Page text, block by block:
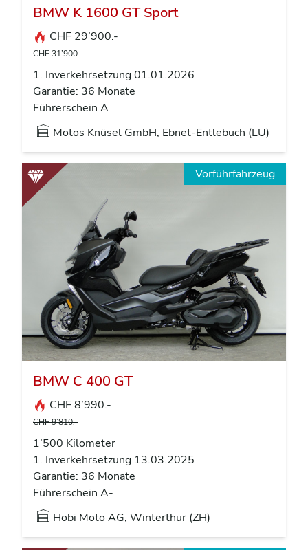
BMW K 1600 GT Sport
CHF 29’900.-
CHF 31’900.-
1. Inverkehrsetzung 01.01.2026
Garantie: 36 Monate
Führerschein A
Motos Knüsel GmbH, Ebnet-Entlebuch (LU)
Vorführfahrzeug
BMW C 400 GT
CHF 8’990.-
CHF 9’810.-
1’500 Kilometer
1. Inverkehrsetzung 13.03.2025
Garantie: 36 Monate
Führerschein A-
Hobi Moto AG, Winterthur (ZH)